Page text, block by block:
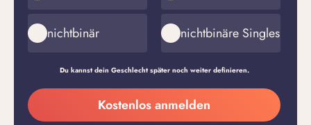
nichtbinär nichtbinäre Singles
Du kannst dein Geschlecht später noch weiter definieren.
Meine
E-
Kostenlos anmelden